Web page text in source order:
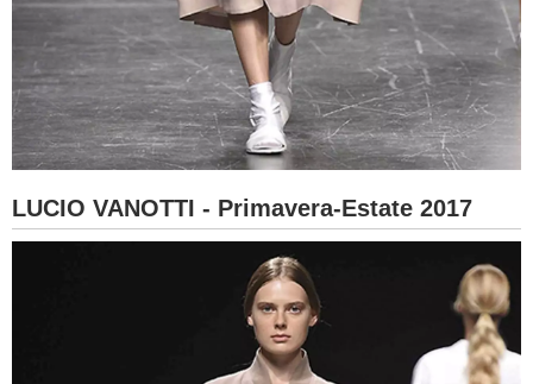
LUCIO VANOTTI - Primavera-Estate 2017